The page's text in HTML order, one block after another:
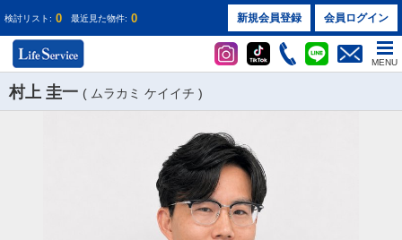
検討リスト: 0 最近見た物件: 0 新規会員登録 会員ログイン
MENU
村上 圭一 ( ムラカミ ケイイチ )